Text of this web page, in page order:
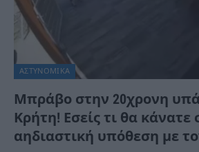
ΑΣΤΥΝΟΜΙΚΑ
Μπράβο στην 20χρονη
Κρήτη! Εσείς τι θα κάνατε
αηδιαστική υπόθεση με